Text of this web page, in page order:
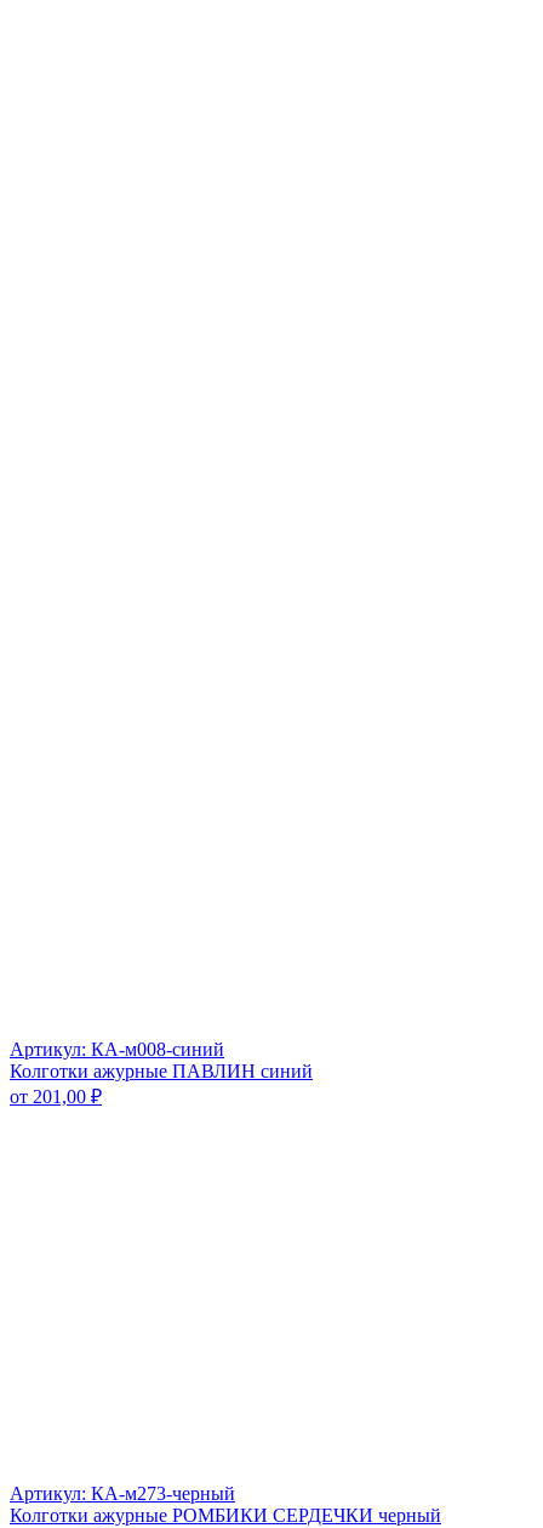
Артикул: КА-м008-синий
Колготки ажурные ПАВЛИН синий
от 201,00 ₽
Артикул: КА-м273-черный
Колготки ажурные РОМБИКИ СЕРДЕЧКИ черный